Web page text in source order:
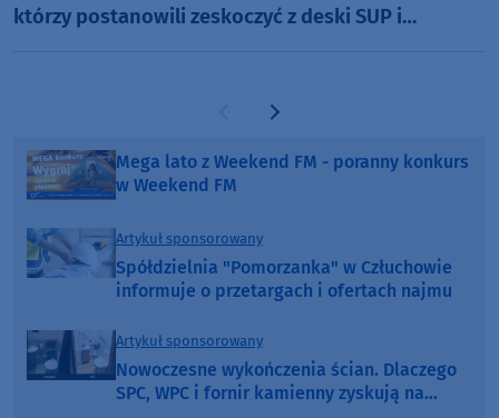
którzy postanowili zeskoczyć z deski SUP i
Poprzednia strona
Następna strona
Mega lato z Weekend FM - poranny konkurs
w Weekend FM
Artykuł sponsorowany
Spółdzielnia "Pomorzanka" w Człuchowie
informuje o przetargach i ofertach najmu
Artykuł sponsorowany
Nowoczesne wykończenia ścian. Dlaczego
SPC, WPC i fornir kamienny zyskują na